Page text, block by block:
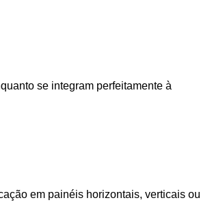
se integram perfeitamente à
em painéis horizontais, verticais ou